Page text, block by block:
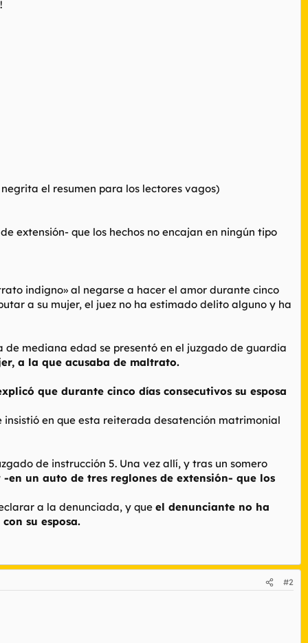
el resumen para los lectores vagos)
extensión- que los hechos no encajan en ningún tipo
indigno» al negarse a hacer el amor durante cinco
a su mujer, el juez no ha estimado delito alguno y ha
de mediana edad se presentó en el juzgado de guardia
a la que acusaba de maltrato.
que durante cinco días consecutivos su esposa
en que esta reiterada desatención matrimonial
de instrucción 5. Una vez allí, y tras un somero
un auto de tres reglones de extensión- que los
a la denunciada, y que el denunciante no ha
su esposa.
#2